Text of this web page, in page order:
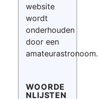
website
wordt
onderhouden
door een
amateurastronoom.
WOORDE
NLIJSTEN